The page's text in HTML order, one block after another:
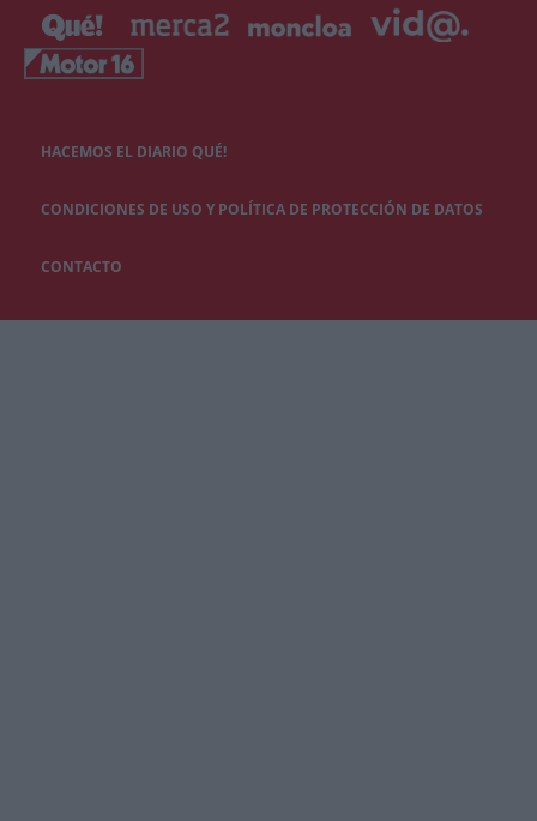
HACEMOS EL DIARIO QUÉ!
CONDICIONES DE USO Y POLÍTICA DE PROTECCIÓN DE DATOS
CONTACTO